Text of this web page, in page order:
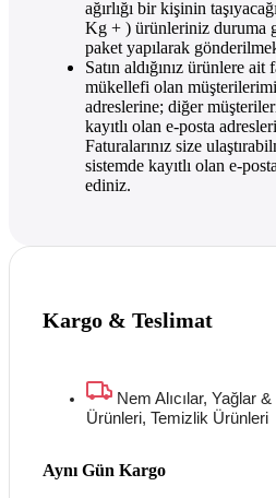
ağırlığı bir kişinin
Kg + ) ürünleriniz duruma
paket yapılarak
Satın aldığınız ürünlere ait
mükellefi olan
adreslerine; diğer
kayıtlı olan e-posta
Faturalarınız size
sistemde kayıtlı olan e-
ediniz.
Kargo & Teslimat
Nem Alıcılar, Yağlar
Ürünleri, Temizlik Ürünleri
Aynı Gün Kargo